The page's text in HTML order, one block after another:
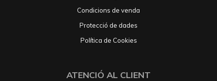
Condicions de venda
Protecció de dades
Política de Cookies
ATENCIÓ AL CLIENT